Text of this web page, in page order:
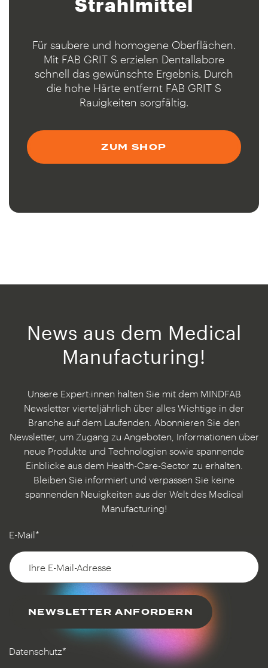
Strahlmittel
Für saubere und homogene Oberflächen.
Mit FAB GRIT S erzielen Dentallabore
schnell das gewünschte Ergebnis. Durch
die hohe Härte entfernt FAB GRIT S
Rauigkeiten sorgfältig.
ZUM SHOP
News aus dem Medical
Manufacturing!
Unsere Expert:innen halten Sie mit dem MINDFAB
Newsletter vierteljährlich über alles Wichtige in der
Branche auf dem Laufenden. Abonnieren Sie den
Newsletter, um Zugang zu Angeboten, Informationen über
neue Produkte und Technologien sowie spannende
Einblicke aus dem Health-Care-Sector zu erhalten.
Bleiben Sie informiert und verpassen Sie keine
spannenden Neuigkeiten aus der Welt des Medical
Manufacturing!
E-Mail*
NEWSLETTER ANFORDERN
Datenschutz*